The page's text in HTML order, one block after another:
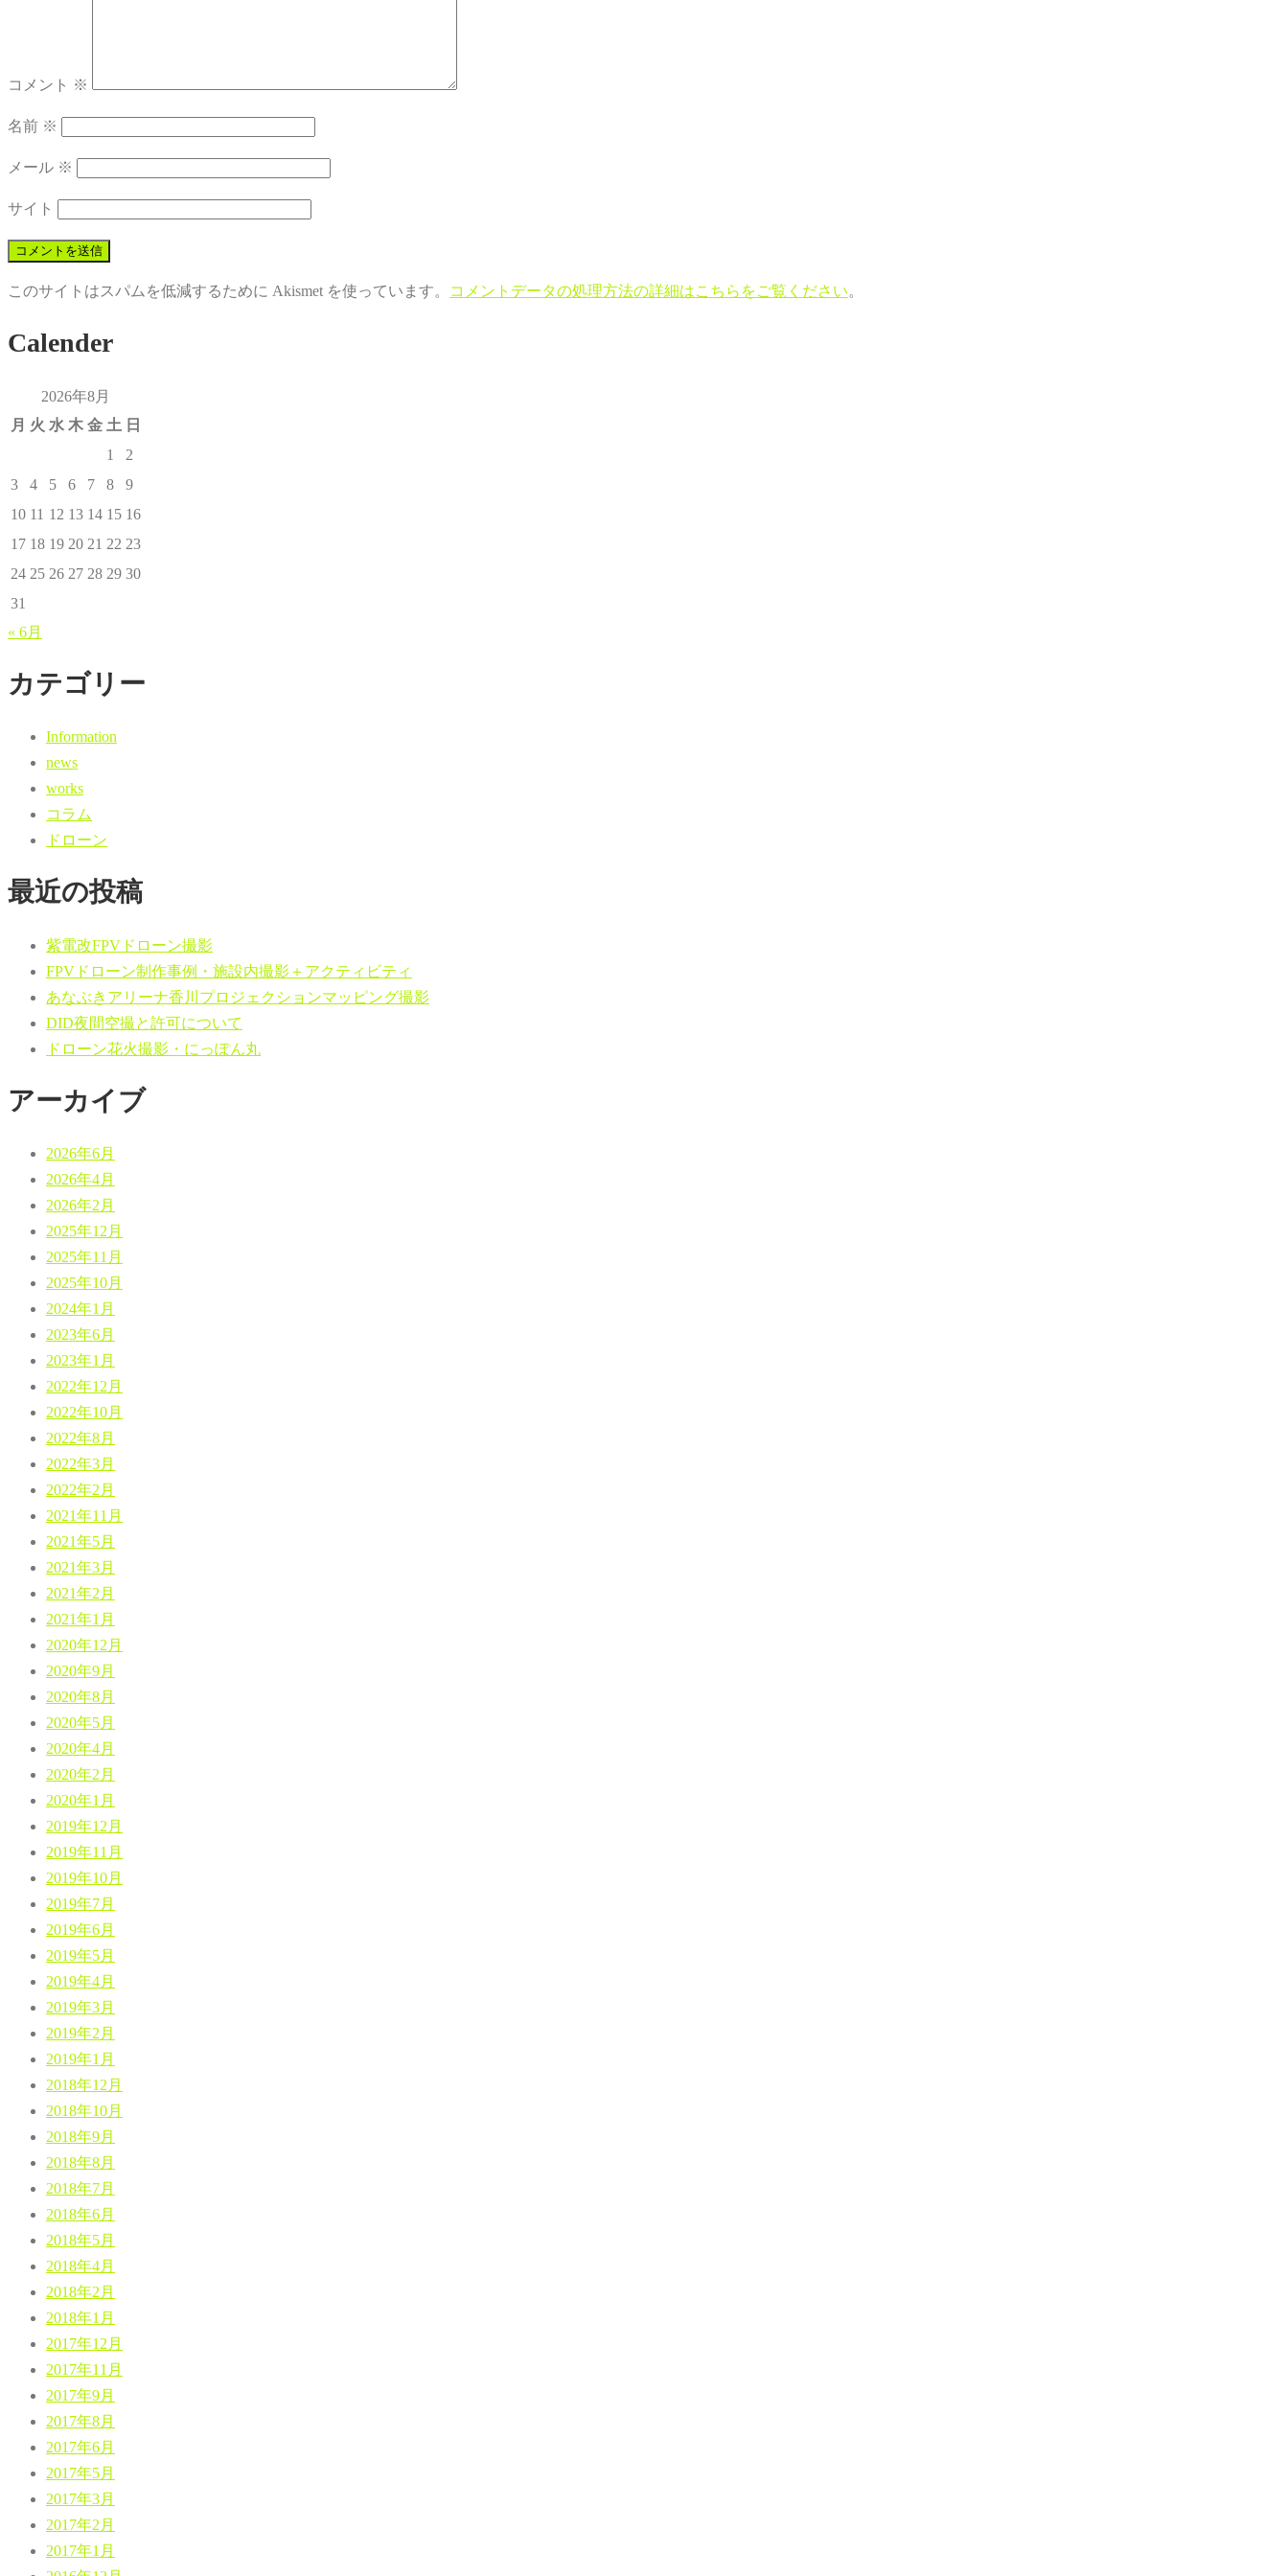
コメント ※
名前 ※
メール ※
サイト
このサイトはスパムを低減するために Akismet を使っています。 コメントデータの処理方法の詳細はこちらをご覧ください。
Calender
2026年8月
月 火 水 木 金 土 日
1
2
3
4 5 6 7 8
9
10 11 12 13 14 15 16
17 18 19 20 21 22 23
24 25 26 27 28 29 30
31
« 6月
カテゴリー
Information
news
works
コラム
ドローン
最近の投稿
紫電改FPVドローン撮影
FPVドローン制作事例・施設内撮影＋アクティビティ
あなぶきアリーナ香川プロジェクションマッピング撮影
DID夜間空撮と許可について
ドローン花火撮影・にっぽん丸
アーカイブ
2026年6月
2026年4月
2026年2月
2025年12月
2025年11月
2025年10月
2024年1月
2023年6月
2023年1月
2022年12月
2022年10月
2022年8月
2022年3月
2022年2月
2021年11月
2021年5月
2021年3月
2021年2月
2021年1月
2020年12月
2020年9月
2020年8月
2020年5月
2020年4月
2020年2月
2020年1月
2019年12月
2019年11月
2019年10月
2019年7月
2019年6月
2019年5月
2019年4月
2019年3月
2019年2月
2019年1月
2018年12月
2018年10月
2018年9月
2018年8月
2018年7月
2018年6月
2018年5月
2018年4月
2018年2月
2018年1月
2017年12月
2017年11月
2017年9月
2017年8月
2017年6月
2017年5月
2017年3月
2017年2月
2017年1月